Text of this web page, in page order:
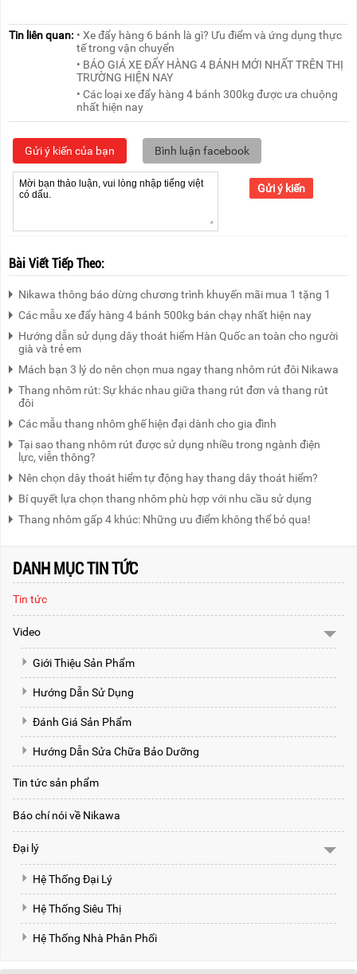
Tin liên quan: • Xe đẩy hàng 6 bánh là gì? Ưu điểm và ứng dụng thực
tế trong vận chuyển
• BÁO GIÁ XE ĐẨY HÀNG 4 BÁNH MỚI NHẤT TRÊN THỊ
TRƯỜNG HIỆN NAY
• Các loại xe đẩy hàng 4 bánh 300kg được ưa chuộng
nhất hiện nay
Gửi ý kiến của bạn Bình luận facebook
Gửi ý kiến
Bài Viết Tiếp Theo:
Nikawa thông báo dừng chương trình khuyến mãi mua 1 tặng 1
Các mẫu xe đẩy hàng 4 bánh 500kg bán chạy nhất hiện nay
Hướng dẫn sử dụng dây thoát hiểm Hàn Quốc an toàn cho người
già và trẻ em
Mách bạn 3 lý do nên chọn mua ngay thang nhôm rút đôi Nikawa
Thang nhôm rút: Sự khác nhau giữa thang rút đơn và thang rút
đôi
Các mẫu thang nhôm ghế hiện đại dành cho gia đình
Tại sao thang nhôm rút được sử dụng nhiều trong ngành điện
lực, viễn thông?
Nên chọn dây thoát hiểm tự động hay thang dây thoát hiểm?
Bí quyết lựa chọn thang nhôm phù hợp với nhu cầu sử dụng
Thang nhôm gấp 4 khúc: Những ưu điểm không thể bỏ qua!
DANH MỤC TIN TỨC
Tin tức
Video
Giới Thiệu Sản Phẩm
Hướng Dẫn Sử Dụng
Đánh Giá Sản Phẩm
Hướng Dẫn Sửa Chữa Bảo Dưỡng
Tin tức sản phẩm
Báo chí nói về Nikawa
Đại lý
Hệ Thống Đại Lý
Hệ Thống Siêu Thị
Hệ Thống Nhà Phân Phối